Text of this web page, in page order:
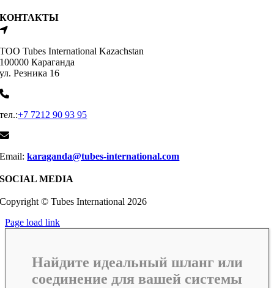
КОНТАКТЫ
ТОО Tubes International Kazachstan
100000 Караганда
ул. Резника 16
тел.:+7 7212 90 93 95
Email:karaganda@tubes-international.com
SOCIAL MEDIA
Copyright © Tubes International 2026
Page load link
Найдите идеальный шланг или
соединение для вашей системы